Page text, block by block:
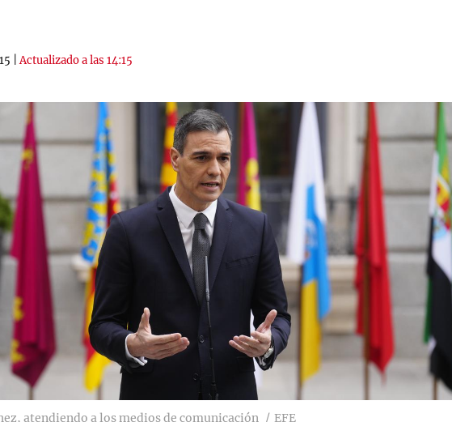
|Actualizado a las 14:15
atendiendo a los medios de comunicación EFE